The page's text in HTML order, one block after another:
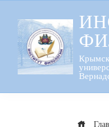
содержанию